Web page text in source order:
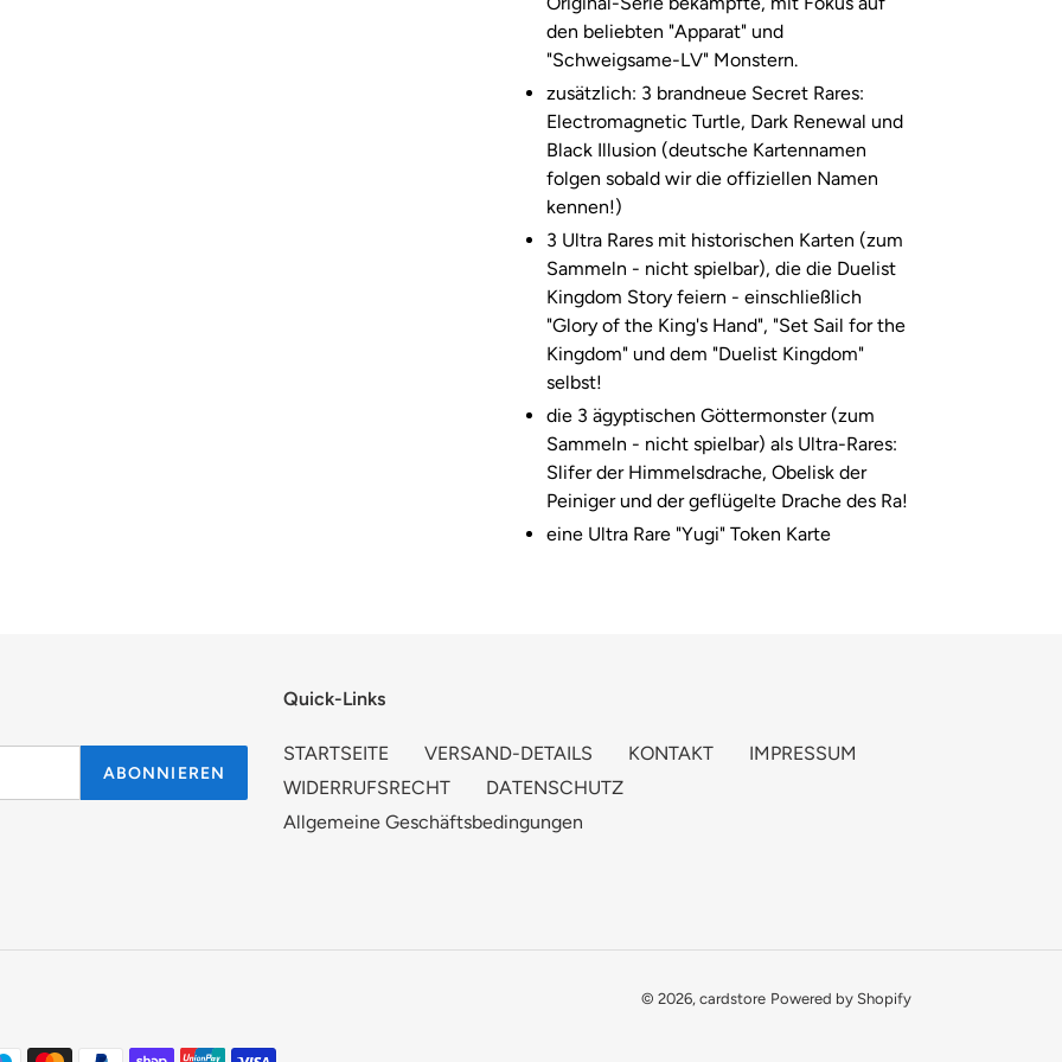
den beliebten "Apparat" und
"Schweigsame-LV" Monstern.
zusätzlich: 3 brandneue Secret Rares:
Electromagnetic Turtle, Dark Renewal und
Black Illusion (deutsche Kartennamen
folgen sobald wir die offiziellen Namen
kennen!)
3 Ultra Rares mit historischen Karten (zum
Sammeln - nicht spielbar), die die Duelist
Kingdom Story feiern - einschließlich
"Glory of the King's Hand", "Set Sail for the
Kingdom" und dem "Duelist Kingdom"
selbst!
die 3 ägyptischen Göttermonster (zum
Sammeln - nicht spielbar) als Ultra-Rares:
Slifer der Himmelsdrache, Obelisk der
Peiniger und der geflügelte Drache des Ra!
eine Ultra Rare "Yugi" Token Karte
ABONNIEREN
Quick-Links
STARTSEITE VERSAND-DETAILS KONTAKT
IMPRESSUM
WIDERRUFSRECHT
DATENSCHUTZ
Allgemeine Geschäftsbedingungen
© 2026, cardstore Powered by Shopify